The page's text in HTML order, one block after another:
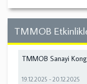
TMMOB
TMMOB Sanayi
19.12.2025 -20.12.2025